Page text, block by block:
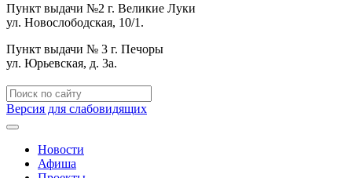
Пункт выдачи №2 г. Великие Луки
ул. Новослободская, 10/1.
Пункт выдачи № 3 г. Печоры
ул. Юрьевская, д. 3а.
Версия для слабовидящих
Новости
Афиша